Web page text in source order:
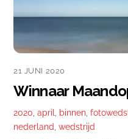
21 JUNI 2020
Winnaar
2020 ,april binnen ,
nederland ,wedstrijd